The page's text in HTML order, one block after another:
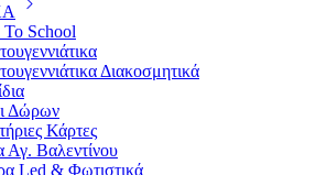
School
Διακοσμητικά
Δώρων
Κάρτες
Αγ. Βαλεντίνου
Led & Φωτιστικά